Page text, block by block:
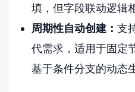
填，但字段联动逻辑
周期性自动创建： 支
代需求，适用于固定
基于条件分支的动态